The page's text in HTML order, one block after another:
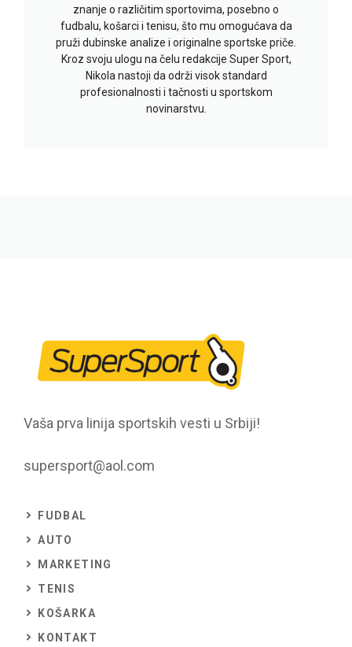
znanje o različitim sportovima, posebno o
fudbalu, košarci i tenisu, što mu omogućava da
pruži dubinske analize i originalne sportske priče.
Kroz svoju ulogu na čelu redakcije Super Sport,
Nikola nastoji da održi visok standard
profesionalnosti i tačnosti u sportskom
novinarstvu.
Vaša prva linija sportskih vesti u Srbiji!
supersport@aol.com
FUDBAL
AUTO
MARKETING
TENIS
KOŠARKA
KONTAKT